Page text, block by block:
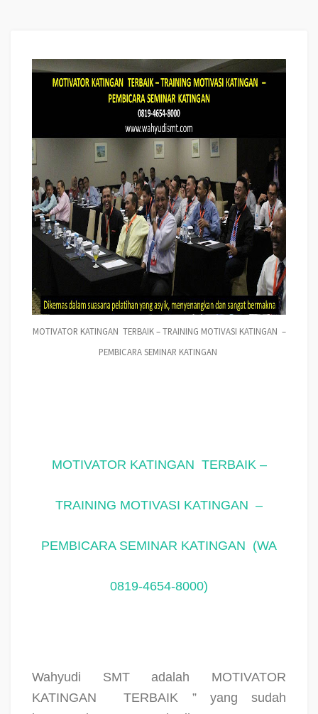
MOTIVATOR KATINGAN TERBAIK – TRAINING MOTIVASI KATINGAN –
PEMBICARA SEMINAR KATINGAN
MOTIVATOR KATINGAN TERBAIK –
TRAINING MOTIVASI KATINGAN –
PEMBICARA SEMINAR KATINGAN (WA
0819-4654-8000)
Wahyudi SMT adalah MOTIVATOR
KATINGAN
TERBAIK ” yang sudah